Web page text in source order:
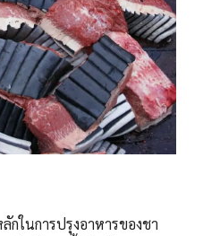
ในการปรุงอาหารของชา